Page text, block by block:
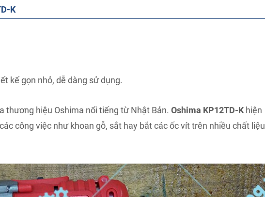
K
kế gọn nhỏ, dễ dàng sử dụng.
thương hiệu Oshima nổi tiếng từ Nhật Bản. Oshima KP12TD-K hiện
công việc như khoan gỗ, sắt hay bắt các ốc vít trên nhiều chất liệu